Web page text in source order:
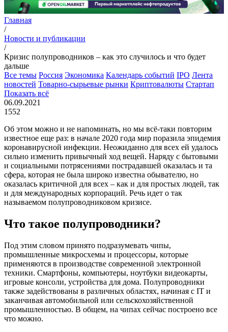
Главная
/
Новости и публикации
/
Кризис полупроводников – как это случилось и что будет
дальше
Все темы Россия Экономика Календарь событий IPO Лента
новостей Товарно-сырьевые рынки Криптовалюты Стартап
Показать всё
06.09.2021
1552
Об этом можно и не напоминать, но мы всё-таки повторим
известное еще раз: в начале 2020 года мир поразила эпидемия
коронавирусной инфекции. Неожиданно для всех ей удалось
сильно изменить привычный ход вещей. Наряду с бытовыми
и социальными потрясениями пострадавшей оказалась и та
сфера, которая не была широко известна обывателю, но
оказалась критичной для всех – как и для простых людей, так
и для международных корпораций. Речь идет о так
называемом полупроводниковом кризисе.
Что такое полупроводники?
Под этим словом принято подразумевать чипы,
промышленные микросхемы и процессоры, которые
применяются в производстве современной электронной
техники. Смартфоны, компьютеры, ноутбуки видеокарты,
игровые консоли, устройства для дома. Полупроводники
также задействованы в различных областях, начиная с IT и
заканчивая автомобильной или сельскохозяйственной
промышленностью. В общем, на чипах сейчас построено все
что можно.